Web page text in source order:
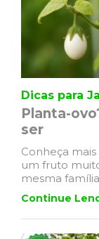
Dicas para
Planta-
ser
Conheça
um fruto
mesma
Continue